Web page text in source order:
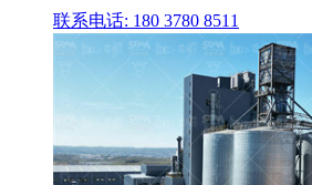
联系电话: 180 3780 8511